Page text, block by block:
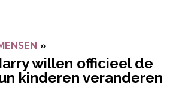
»
willen officieel de
kinderen veranderen